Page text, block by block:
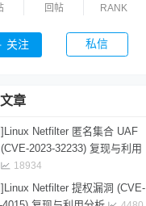
回帖 RANK
关注 私信
章
Netfilter 匿名集合 UAF
2023-32233) 复现与利用
18934
Netfilter 提权漏洞 (CVE-